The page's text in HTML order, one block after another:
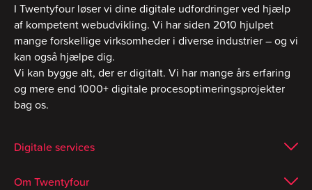
I Twentyfour løser vi dine digitale udfordringer ved hjælp
af kompetent webudvikling. Vi har siden 2010 hjulpet
mange forskellige virksomheder i diverse industrier – og vi
kan også hjælpe dig.
Vi kan bygge alt, der er digitalt. Vi har mange års erfaring
og mere end 1000+ digitale procesoptimeringsprojekter
bag os.
Digitale services
Om Twentyfour